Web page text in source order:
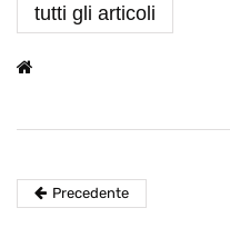
tutti gli articoli
Precedente